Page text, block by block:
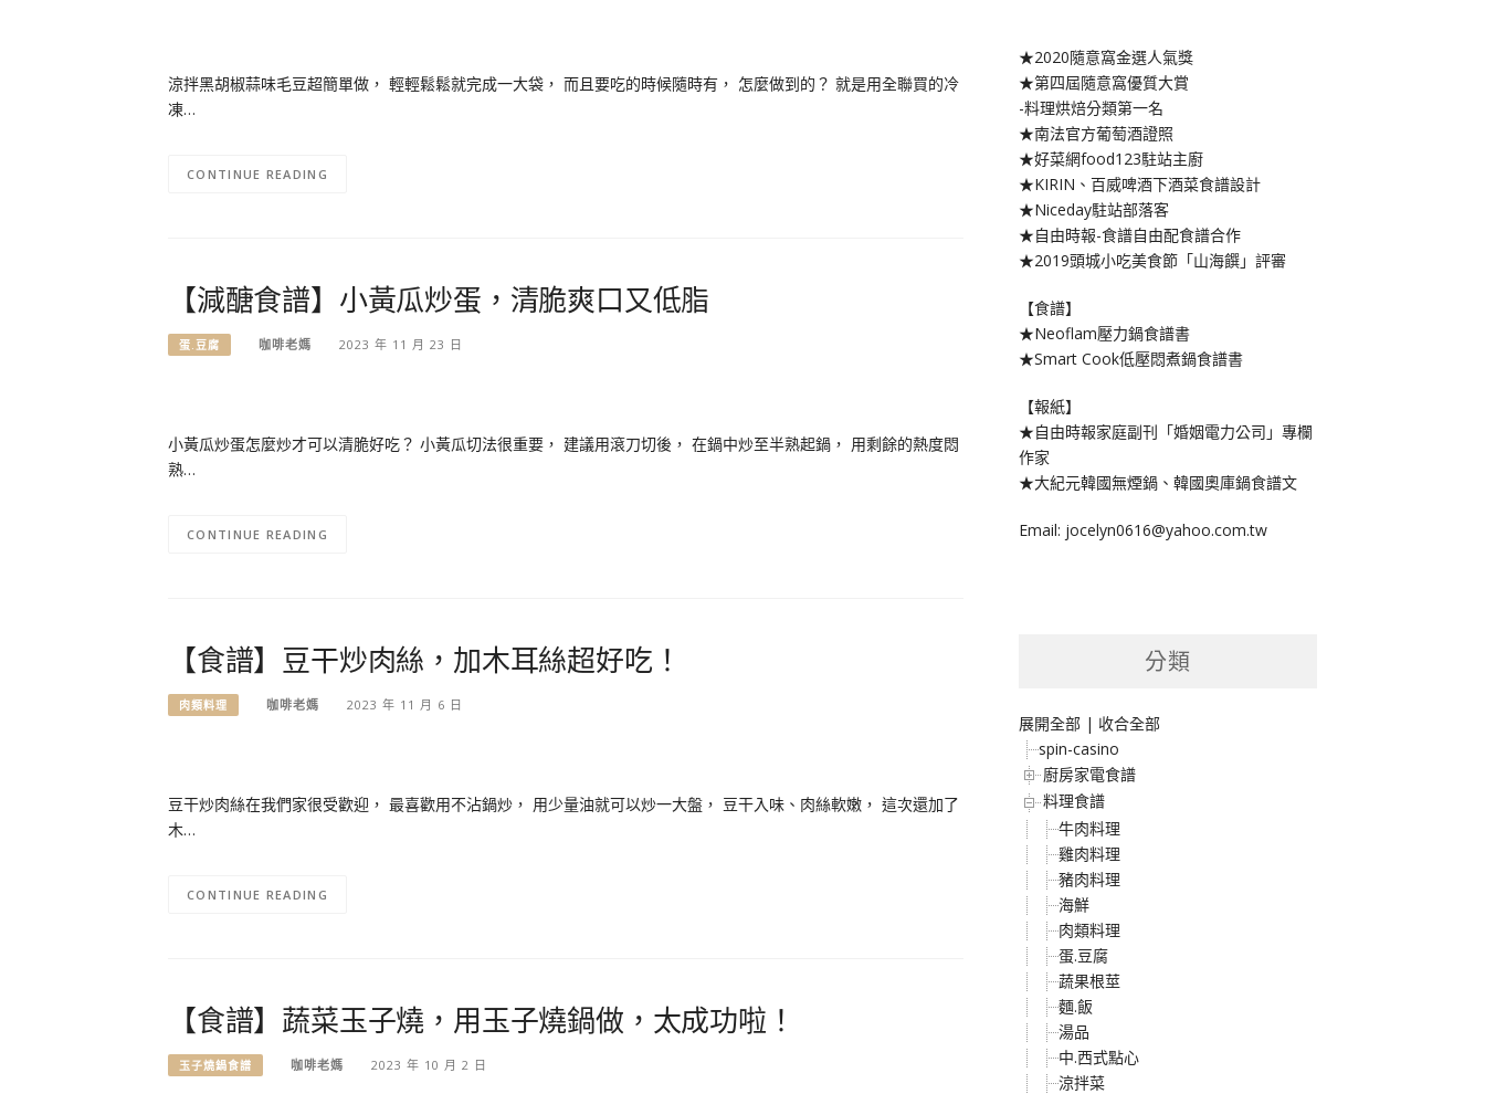
涼拌黑胡椒蒜味毛豆超簡單做， 輕輕鬆鬆就完成一大袋， 而且要吃的時候隨時有， 怎麼做到的？ 就是用全聯買的冷
凍…
CONTINUE READING
【減醣食譜】小黃瓜炒蛋，清脆爽口又低脂
蛋.豆腐 咖啡老媽 2023 年 11 月 23 日
小黃瓜炒蛋怎麼炒才可以清脆好吃？ 小黃瓜切法很重要， 建議用滾刀切後， 在鍋中炒至半熟起鍋， 用剩餘的熱度悶
熟…
CONTINUE READING
【食譜】豆干炒肉絲，加木耳絲超好吃！
肉類料理 咖啡老媽 2023 年 11 月 6 日
豆干炒肉絲在我們家很受歡迎， 最喜歡用不沾鍋炒， 用少量油就可以炒一大盤， 豆干入味、肉絲軟嫩， 這次還加了
木…
CONTINUE READING
【食譜】蔬菜玉子燒，用玉子燒鍋做，太成功啦！
玉子燒鍋食譜 咖啡老媽 2023 年 10 月 2 日
★2020隨意窩金選人氣獎
★第四屆隨意窩優質大賞
-料理烘焙分類第一名
★南法官方葡萄酒證照
★好菜網food123駐站主廚
★KIRIN、百威啤酒下酒菜食譜設計
★Niceday駐站部落客
★自由時報-食譜自由配食譜合作
★2019頭城小吃美食節「山海饌」評審
【食譜】
★Neoflam壓力鍋食譜書
★Smart Cook低壓悶煮鍋食譜書
【報紙】
★自由時報家庭副刊「婚姻電力公司」專欄
作家
★大紀元韓國無煙鍋、韓國奧庫鍋食譜文
Email: jocelyn0616@yahoo.com.tw
分類
展開全部 | 收合全部
spin-casino
廚房家電食譜
料理食譜
牛肉料理
雞肉料理
豬肉料理
海鮮
肉類料理
蛋.豆腐
蔬果根莖
麵.飯
湯品
中.西式點心
涼拌菜